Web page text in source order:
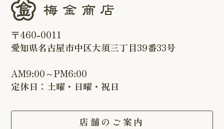
〒460-0011
愛知県名古屋市中区大須三丁目39番33号
AM9:00～PM6:00
定休日：土曜・日曜・祝日
店舗のご案内